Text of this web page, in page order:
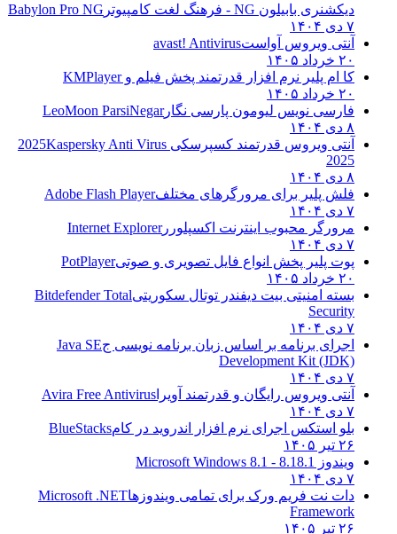
دیکشنری بابیلون NG - فرهنگ لغت کامپیوتر
Babylon Pro NG
۷ دی ۱۴۰۴
آنتی ویروس آواستavast! Antivirus
۲۰ خرداد ۱۴۰۵
کا ام پلیر نرم افزار قدرتمند پخش فیلم وKMPlayer
۲۰ خرداد ۱۴۰۵
فارسی نویس لیومون پارسی نگارLeoMoon ParsiNegar
۸ دی ۱۴۰۴
آنتی ویروس قدرتمند کسپرسکی 2025 Kaspersky Anti Virus
2025
۸ دی ۱۴۰۴
فلش پلیر برای مرورگرهای مختلفAdobe Flash Player
۷ دی ۱۴۰۴
مرورگر محبوب اینترنت اکسپلوررInternet Explorer
۷ دی ۱۴۰۴
پوت پلیر پخش انواع فایل تصویری و صوتیPotPlayer
۲۰ خرداد ۱۴۰۵
بسته امنیتی بیت دیفندر توتال سکوریتیBitdefender Total
Security
۷ دی ۱۴۰۴
اجرای برنامه بر اساس زبان برنامه نویسی جJava SE
Development Kit (JDK)
۷ دی ۱۴۰۴
آنتی ویروس رایگان و قدرتمند آویرا Avira Free Antivirus
۷ دی ۱۴۰۴
بلو استکس اجرای نرم افزار اندروید در کامBlueStacks
۲۶ تیر ۱۴۰۵
ویندوز 8.1
8.1 - Microsoft Windows 8.1
۷ دی ۱۴۰۴
دات نت فریم ورک برای تمامی ویندوزهاMicrosoft .NET
Framework
۲۶ تیر ۱۴۰۵